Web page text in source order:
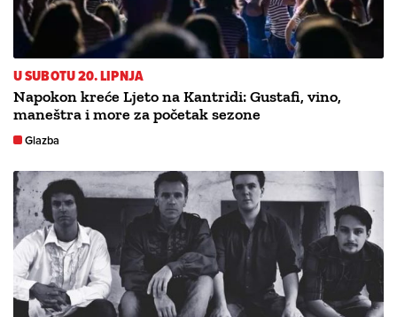
U SUBOTU 20. LIPNJA
Napokon kreće Ljeto na Kantridi: Gustafi, vino,
maneštra i more za početak sezone
Glazba